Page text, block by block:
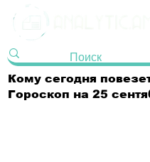
Кому сегодня
Гороскоп на 25